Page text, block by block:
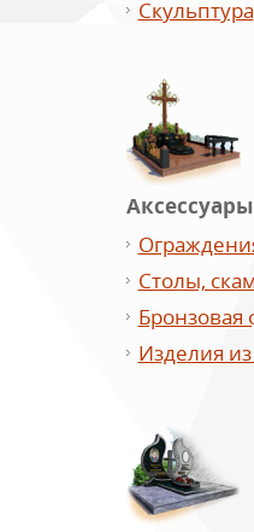
Скульптура
Аксессуары
Столы,
Бронзовая
Изделия